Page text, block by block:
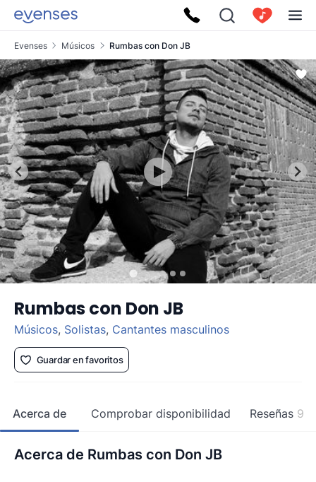
Evenses Músicos Rumbas con Don JB
Rumbas con Don JB
Músicos, Solistas, Cantantes masculinos
Guardar en favoritos
Acerca de Comprobar disponibilidad Reseñas 9
Acerca de Rumbas con Don JB